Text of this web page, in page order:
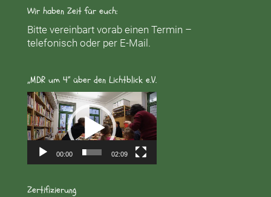
Wir haben Zeit für euch:
Bitte vereinbart vorab einen Termin –
telefonisch oder per E-Mail.
„MDR um 4“ über den Lichtblick e.V.
Video-
Player
00:00 02:09
Zertifizierung